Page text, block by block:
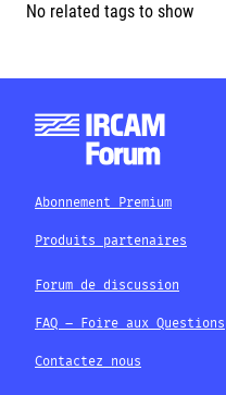
No related tags to show
Abonnement Premium
Produits partenaires
Forum de discussion
FAQ – Foire aux Questions
Contactez nous